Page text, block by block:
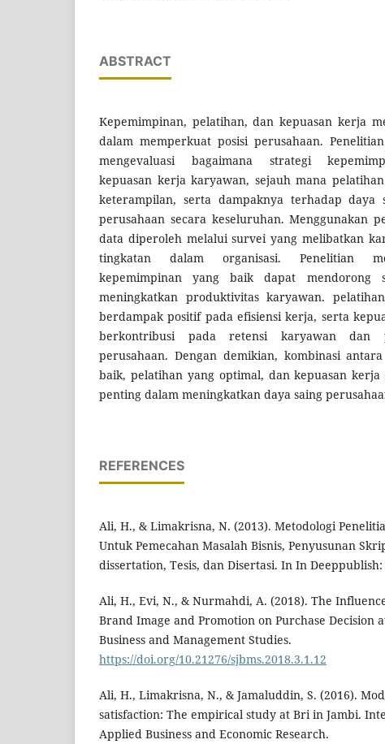
ABSTRACT
Kepemimpinan, pelatihan, dan kepuasan kerja
dalam memperkuat posisi perusahaan.
mengevaluasi bagaimana strategi
kepuasan kerja karyawan, sejauh mana
keterampilan, serta dampaknya terhadap daya
perusahaan secara keseluruhan. Menggunakan
data diperoleh melalui survei yang melibatkan
tingkatan dalam organisasi. Penelitian
kepemimpinan yang baik dapat mendorong
meningkatkan produktivitas karyawan.
berdampak positif pada efisiensi kerja, serta
berkontribusi pada retensi karyawan dan
perusahaan. Dengan demikian, kombinasi
baik, pelatihan yang optimal, dan kepuasan
penting dalam meningkatkan daya saing
REFERENCES
Ali, H., & Limakrisna, N. (2013). Metodologi
Untuk Pemecahan Masalah Bisnis, Penyusunan
dissertation, Tesis, dan Disertasi. In In
Ali, H., Evi, N., & Nurmahdi, A. (2018). The
Brand Image and Promotion on Purchase Decision
Business and Management Studies.
https://doi.org/10.21276/sjbms.2018.3.1.12
Ali, H., Limakrisna, N., & Jamaluddin, S. (2016).
satisfaction: The empirical study at Bri in Jambi.
Applied Business and Economic Research.